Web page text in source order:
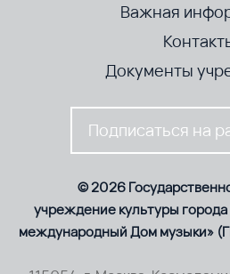
Важная
Документы
Подписаться на
© 2026
учреждение культуры
международный Дом музыки»